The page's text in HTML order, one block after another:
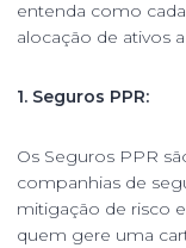
entenda como
alocação de ativos
1. Seguros PPR:
Os Seguros PPR
companhias de
mitigação de risco
quem gere uma